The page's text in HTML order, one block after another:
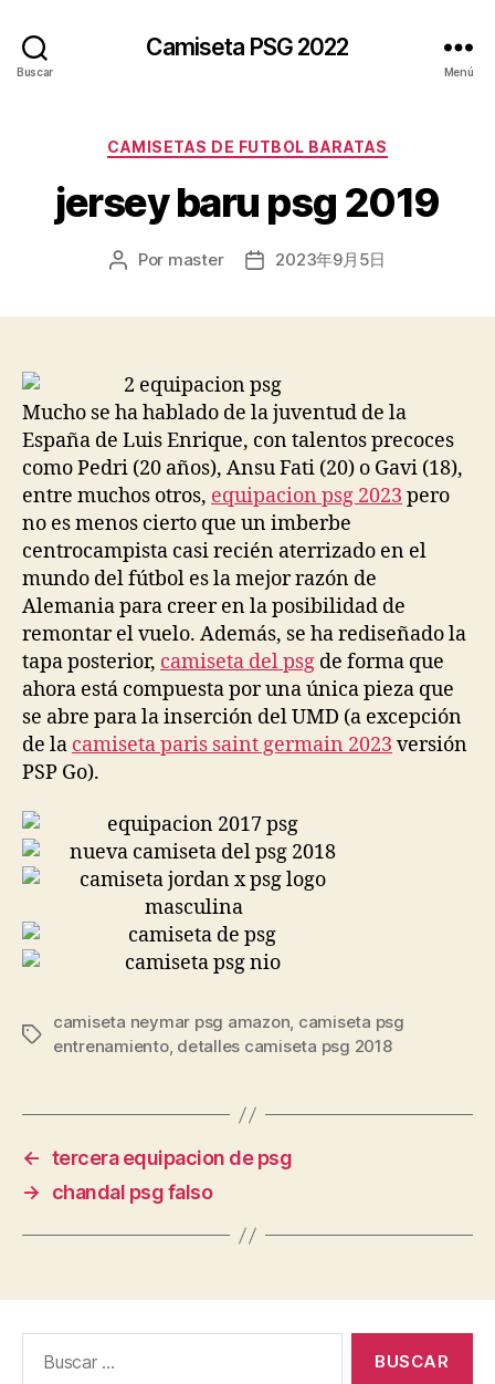
Buscar
Camiseta PSG 2022
Menú
Categorías
CAMISETAS DE FUTBOL BARATAS
jersey baru psg 2019
Autor
Por master
Fecha2023年9月5日
Mucho se ha hablado de la juventud de la
España de Luis Enrique, con talentos precoces
como Pedri (20 años), Ansu Fati (20) o Gavi (18),
entre muchos otros, equipacion psg 2023 pero
no es menos cierto que un imberbe
centrocampista casi recién aterrizado en el
mundo del fútbol es la mejor razón de
Alemania para creer en la posibilidad de
remontar el vuelo. Además, se ha rediseñado la
tapa posterior, camiseta del psg de forma que
ahora está compuesta por una única pieza que
se abre para la inserción del UMD (a excepción
de la camiseta paris saint germain 2023 versión
PSP Go).
Etiquetas
camiseta neymar psg amazon, camiseta psg
entrenamiento, detalles camiseta psg 2018
← tercera equipacion de psg
→
chandal psg falso